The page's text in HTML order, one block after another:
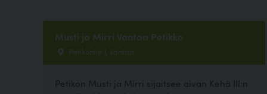
Musti ja Mirri Vantaa Petikko
Petikontie 1, Vantaa
Petikon Musti ja Mirri sijaitsee aivan Kehä III:n